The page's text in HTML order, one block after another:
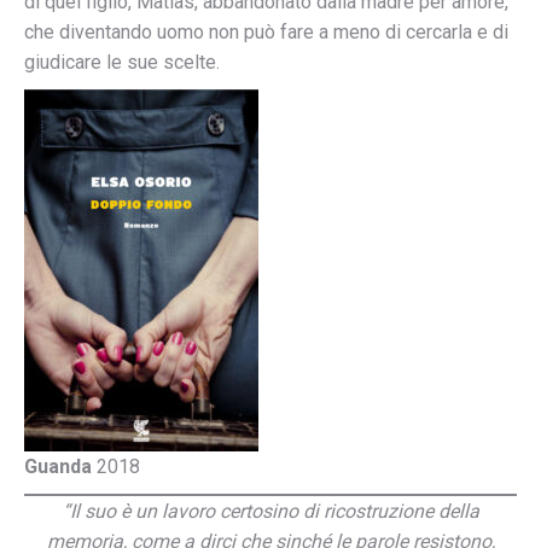
che diventando uomo non può fare a meno di cercarla e di
giudicare le sue scelte.
Guanda 2018
“Il suo è un lavoro certosino di ricostruzione della
memoria, come a dirci che sinché le parole resistono,